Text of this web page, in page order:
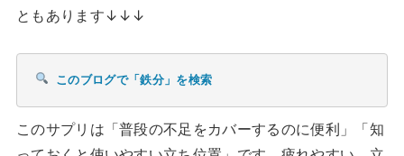
ともあります↓↓↓
このブログで「鉄分」を検索
このサプリは「普段の不足をカバーするのに便利」「知